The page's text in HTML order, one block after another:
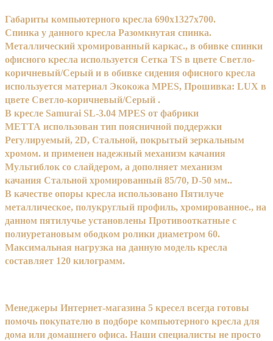
Габариты компьютерного кресла 690x1327x700.
Спинка у данного кресла Разомкнутая спинка.
Металлический хромированный каркас., в обивке спинки
офисного кресла используется Сетка TS в цвете Светло-
коричневый/Серый и в обивке сидения офисного кресла
используется материал Экокожа MPES, Прошивка: LUX в
цвете Светло-коричневый/Серый .
В кресле Samurai SL-3.04 MPES от фабрики
МЕТТА использован тип поясничной поддержки
Регулируемый, 2D, Стальной, покрытый зеркальным
хромом. и применен надежный механизм качания
Мультиблок со слайдером, а дополняет механизм
качания Стальной хромированный 85/70, D-50 мм..
В качестве опоры кресла использовано Пятилуче
металлическое, полукруглый профиль, хромированное., на
данном пятилучье установлены Противооткатные с
полиуретановым ободком ролики диаметром 60.
Максимальная нагрузка на данную модель кресла
составляет 120 килограмм.
Менеджеры Интернет-магазина 5 кресел всегда готовы
помочь покупателю в подборе компьютерного кресла для
дома или домашнего офиса. Наши специалисты не просто